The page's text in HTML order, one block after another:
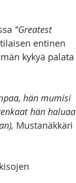
"Greatest
entinen
kykyä palata
hän mumisi
hän haluaa
Mustanäkkäri